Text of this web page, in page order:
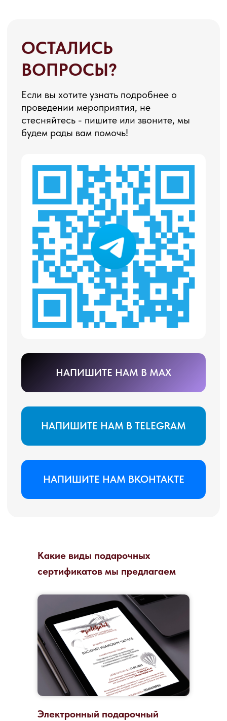
Какие виды подарочных
сертификатов мы предлагаем
Электронный подарочный